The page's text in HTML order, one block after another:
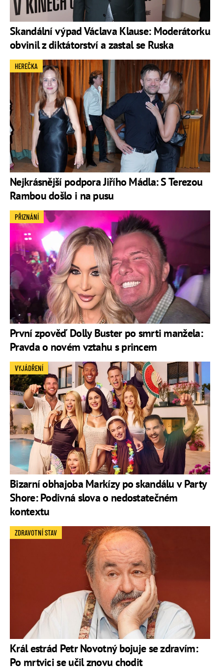
Skandální výpad Václava Klause: Moderátorku
obvinil z diktátorství a zastal se Ruska
Nejkrásnější podpora Jiřího Mádla: S Terezou
Rambou došlo i na pusu
HEREČKA
První zpověď Dolly Buster po smrti manžela:
Pravda o novém vztahu s princem
PŘIZNÁNÍ
Bizarní obhajoba Markízy po skandálu v Party
Shore: Podivná slova o nedostatečném
kontextu
VYJÁDŘENÍ
Král estrád Petr Novotný bojuje se zdravím:
Po mrtvici se učil znovu chodit
ZDRAVOTNÍ STAV